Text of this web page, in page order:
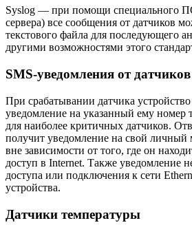
Syslog — при помощи специального
сервера) все сообщения от датчиков
текстового файла для последующего
другими возможностями этого
SMS-уведомления от датчиков
При срабатывании датчика
уведомление на указанный ему номер
для наиболее критичных датчиков.
получит уведомление на свой
вне зависимости от того, где он
доступ в Internet. Также уведомление
доступа или подключения к сети
устройства.
Датчики температуры